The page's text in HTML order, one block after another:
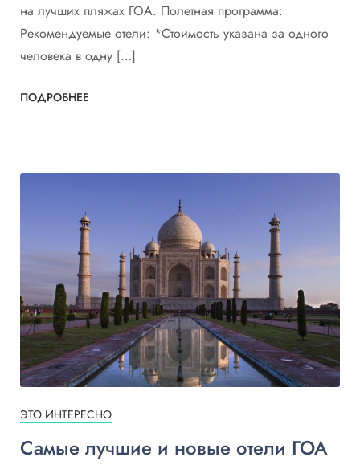
на лучших пляжах ГОА. Полетная программа:
Рекомендуемые отели: *Стоимость указана за одного
человека в одну […]
ПОДРОБНЕЕ
ЭТО ИНТЕРЕСНО
Самые лучшие и новые отели ГОА